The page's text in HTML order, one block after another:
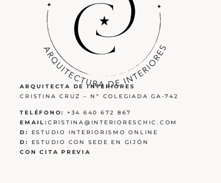
ARQUITECTA DE INTERIORES
CRISTINA CRUZ – Nº COLEGIADA GA-742
TELÉFONO:
+34 640 672 867
EMAIL: CRISTINA@INTERIORESCHIC.COM
D:
ESTUDIO INTERIORISMO ONLINE
D:
ESTUDIO CON SEDE EN GIJÓN
CON CITA PREVIA